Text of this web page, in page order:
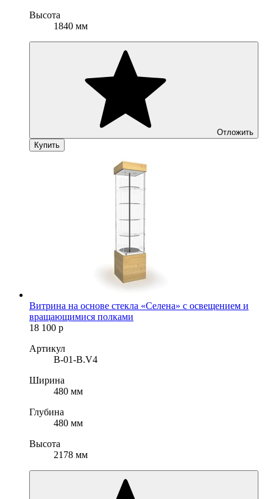
Высота
1840 мм
Отложить
Купить
Витрина на основе стекла «Селена» с освещением и
вращающимися полками
18 100 р
Артикул
B-01-B.V4
Ширина
480 мм
Глубина
480 мм
Высота
2178 мм